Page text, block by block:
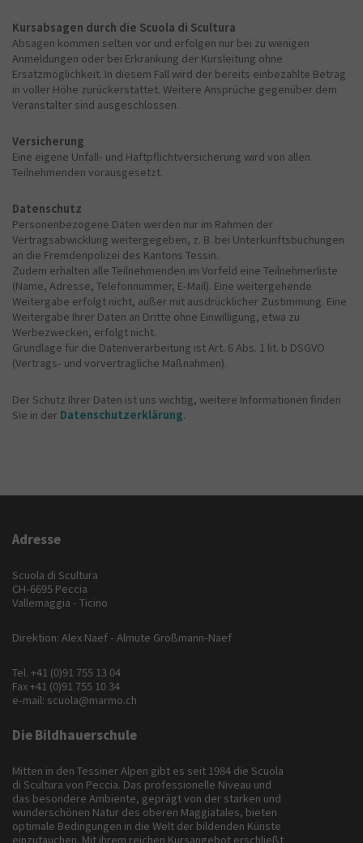
Kursabsagen durch die Scuola di Scultura
Absagen kommen selten vor und erfolgen nur bei zu wenigen
Anmeldungen oder bei Erkrankung der Kursleitung ohne
Ersatzmöglichkeit. In diesem Fall wird der bereits einbezahlte Betrag
in voller Höhe zurückerstattet. Weitere Ansprüche gegenüber dem
Veranstalter sind ausgeschlossen.
Versicherung
Eine eigene Unfall- und Haftpflichtversicherung wird von allen
Teilnehmenden vorausgesetzt.
Datenschutz
Personenbezogene Daten werden nur im Rahmen der
Vertragsabwicklung weitergegeben, z. B. bei Unterkunftsbuchungen
an die Fremdenpolizei des Kantons Tessin.
Zudem erhalten alle Teilnehmenden im Vorfeld eine Teilnehmerliste
(Name, Adresse, Telefonnummer, E-Mail). Eine weitergehende
Weitergabe erfolgt nicht, außer mit ausdrücklicher Zustimmung. Eine
Weitergabe Ihrer Daten an Dritte ohne Einwilligung, etwa zu
Werbezwecken, erfolgt nicht.
Grundlage für die Datenverarbeitung ist Art. 6 Abs. 1 lit. b DSGVO
(Vertrags- und vorvertragliche Maßnahmen).
Der Schutz Ihrer Daten ist uns wichtig, weitere Informationen finden
Sie in der Datenschutzerklärung.
Adresse
Scuola di Scultura
CH-6695 Peccia
Vallemaggia - Ticino
Direktion: Alex Naef - Almute Großmann-Naef
Tel. +41 (0)91 755 13 04
Fax +41 (0)91 755 10 34
e-mail: scuola@marmo.ch
Die Bildhauerschule
Mitten in den Tessiner Alpen gibt es seit 1984 die Scuola
di Scultura von Peccia. Das professionelle Niveau und
das besondere Ambiente, geprägt von der starken und
wunderschönen Natur des oberen Maggiatales, bieten
optimale Bedingungen in die Welt der bildenden Künste
einzutauchen. Mit ihrem reichen Kursangebot erschließt